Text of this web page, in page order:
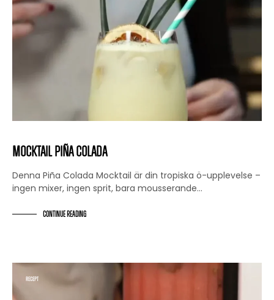
Mocktail Piña Colada
Denna Piña Colada Mocktail är din tropiska ö-upplevelse –
ingen mixer, ingen sprit, bara mousserande…
CONTINUE READING
RECEPT